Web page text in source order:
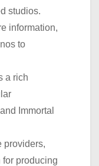
studios.
information,
to
a rich
Immortal
providers,
producing